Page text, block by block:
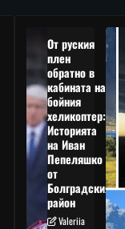
От руския
плен
обратно в
кабината на
бойния
хеликоптер:
Историята
на Иван
Пепеляшко
от
Болградския
район
Valeriia